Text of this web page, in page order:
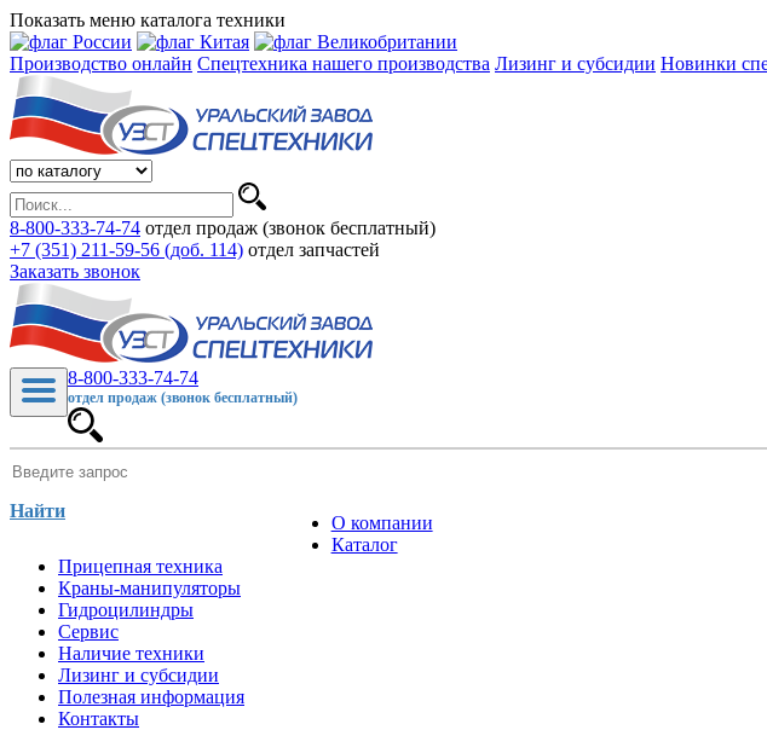
Показать меню каталога техники
Производство онлайн Спецтехника нашего производства Лизинг и субсидии Новинки
8-800-333-74-74 отдел продаж (звонок бесплатный)
+7 (351) 211-59-56 (доб. 114) отдел запчастей
Заказать звонок
8-800-333-74-74
отдел продаж (звонок бесплатный)
Найти
О компании
Каталог
Прицепная техника
Краны-манипуляторы
Гидроцилиндры
Сервис
Наличие техники
Лизинг и субсидии
Полезная информация
Контакты